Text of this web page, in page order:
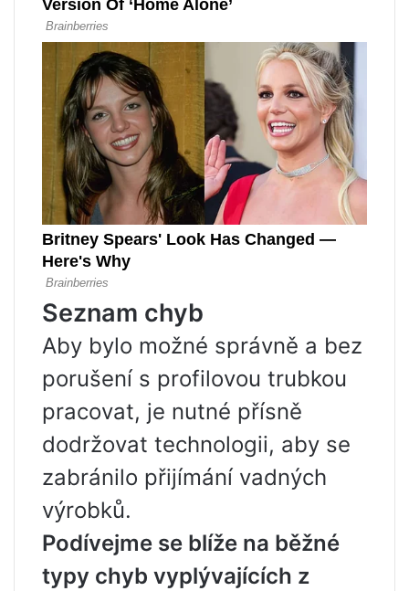
Seznam chyb
Aby bylo možné správně a bez
porušení s profilovou trubkou
pracovat, je nutné přísně
dodržovat technologii, aby se
zabránilo přijímání vadných
výrobků.
Podívejme se blíže na běžné
typy chyb vyplývajících z